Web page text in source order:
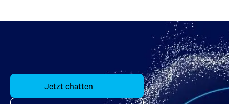
Jetzt chatten